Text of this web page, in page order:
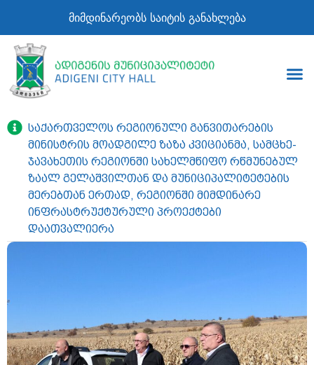
მიმდინარეობს საიტის განახლება
საქართველოს რეგიონული განვითარების
მინისტრის მოადგილე ზაზა კვიციანმა, სამცხე-
ჯავახეთის რეგიონში სახელმწიფო რწმუნებულ
ზაალ გელაშვილთან და მუნიციპალიტეტების
მერებთან ერთად, რეგიონში მიმდინარე
ინფრასტრუქტურული პროექტები
დაათვალიერა